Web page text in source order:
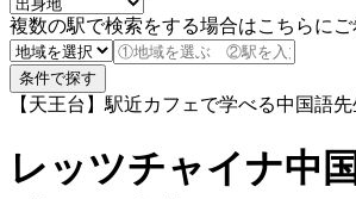
複数の駅で検索をする場合はこちらに
【天王台】駅近カフェで学べる中国語先
レッツチャイナ中